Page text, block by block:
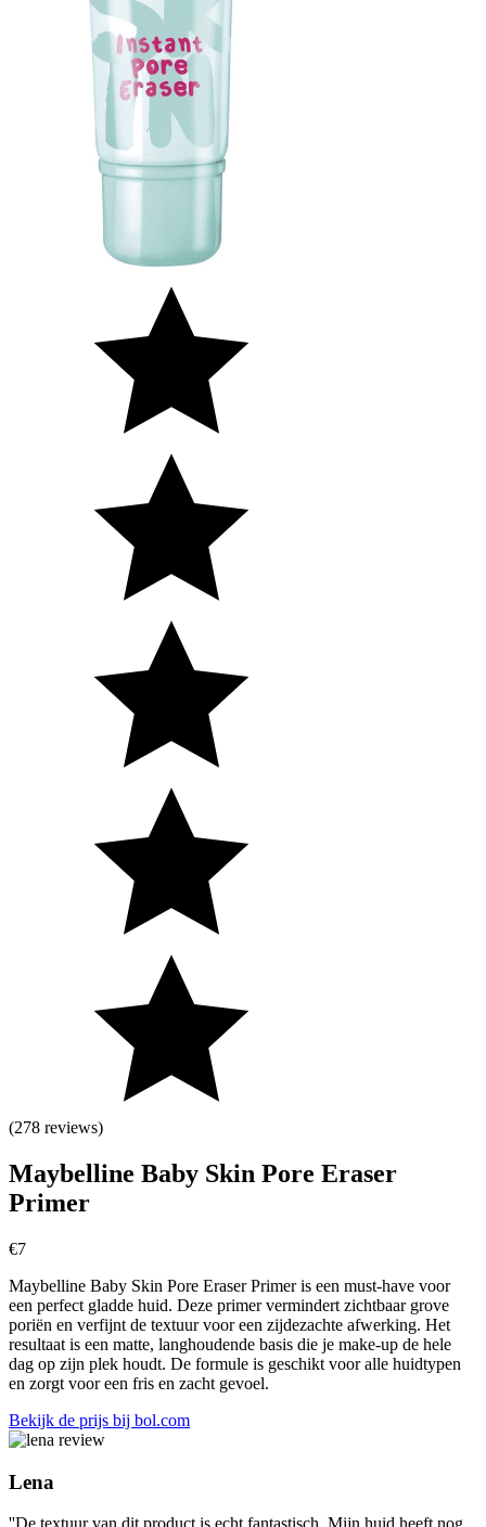
(278 reviews)
Maybelline Baby Skin Pore Eraser
Primer
€7
Maybelline Baby Skin Pore Eraser Primer is een must-have voor
een perfect gladde huid. Deze primer vermindert zichtbaar grove
poriën en verfijnt de textuur voor een zijdezachte afwerking. Het
resultaat is een matte, langhoudende basis die je make-up de hele
dag op zijn plek houdt. De formule is geschikt voor alle huidtypen
en zorgt voor een fris en zacht gevoel.
Bekijk de prijs bij bol.com
Lena